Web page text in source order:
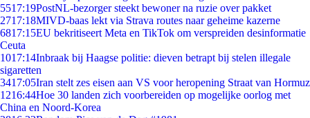
5517:19PostNL-bezorger steekt bewoner na ruzie over pakket
2717:18MIVD-baas lekt via Strava routes naar geheime kazerne
6817:15EU bekritiseert Meta en TikTok om verspreiden desinformatie
Ceuta
1017:14Inbraak bij Haagse politie: dieven betrapt bij stelen illegale
sigaretten
3417:05Iran stelt zes eisen aan VS voor heropening Straat van Hormuz
1216:44Hoe 30 landen zich voorbereiden op mogelijke oorlog met
China en Noord-Korea